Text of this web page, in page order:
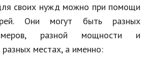
своих нужд можно при помощи
Они могут быть разных
разной мощности и
разных местах, а именно: